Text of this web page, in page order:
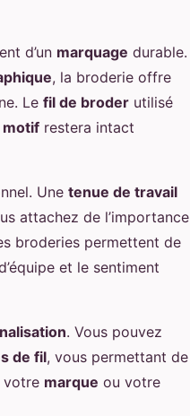
d’un marquage durable.
, la broderie offre
Le fil de broder utilisé
motif restera intact
Une tenue de travail
attachez de l’importance
broderies permettent de
et le sentiment
. Vous pouvez
de fil, vous permettant de
votre marque ou votre